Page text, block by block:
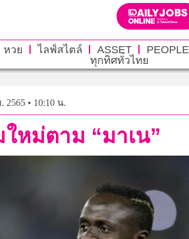
หวย ไลฟ์สไตล์ ASSET PEOPLE
ทุกทิศทั่วไทย
2565 • 10:10 น.
หม่ตาม “มาเน”